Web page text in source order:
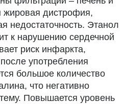
жировая дистрофия,
недостаточность. Этанол
к нарушению сердечной
риск инфаркта,
употребления
большое количество
что негативно
Повышается уровень